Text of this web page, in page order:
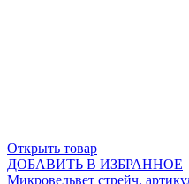
Открыть товар
ДОБАВИТЬ В ИЗБРАННОЕ
Микровельвет стрейч,